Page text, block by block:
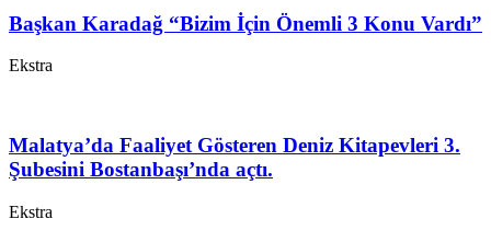
Başkan Karadağ “Bizim İçin Önemli 3 Konu Vardı”
Ekstra
Malatya’da Faaliyet Gösteren Deniz Kitapevleri 3.
Şubesini Bostanbaşı’nda açtı.
Ekstra